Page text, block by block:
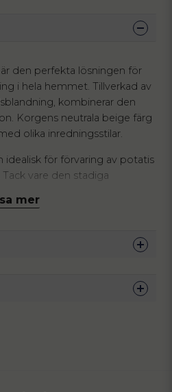
den perfekta lösningen för
i hela hemmet. Tillverkad av
kombinerar den
Korgens neutrala beige färg
olika inredningsstilar.
idealisk för förvaring av potatis
vare den stadiga
perfekt för att hålla ordning
innehållet. En flexibel och
reda i alla rum.
mer